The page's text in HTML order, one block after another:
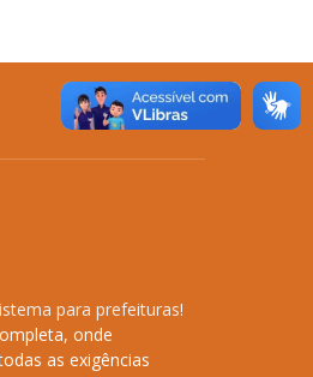
para prefeituras!
onde
as exigências